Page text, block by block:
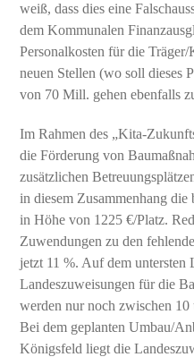
weiß, dass dies eine
dem Kommunalen
Personalkosten für die
neuen Stellen (wo soll dieses
von 70 Mill. gehen ebenfalls
Im Rahmen des „Kita-
die Förderung von
zusätzlichen
in diesem Zusammenhang die
in Höhe von 1225 €/Platz.
Zuwendungen zu den
jetzt 11 %. Auf dem untersten
Landeszuweisungen für die
werden nur noch zwischen 10
Bei dem geplanten Umbau/
Königsfeld liegt die